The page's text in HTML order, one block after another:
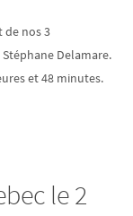
de nos 3
Delamare.
et 48 minutes.
le 2